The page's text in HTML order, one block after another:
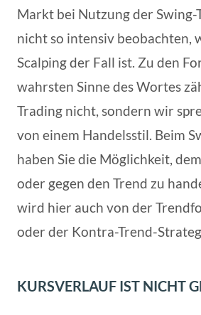
Markt bei Nutzung der
nicht so intensiv beobachten,
Scalping der Fall ist. Zu den
wahrsten Sinne des Wortes
Trading nicht, sondern wir
von einem Handelsstil. Beim
haben Sie die Möglichkeit,
oder gegen den Trend zu
wird hier auch von der
oder der Kontra-Trend-
KURSVERLAUF IST NICHT